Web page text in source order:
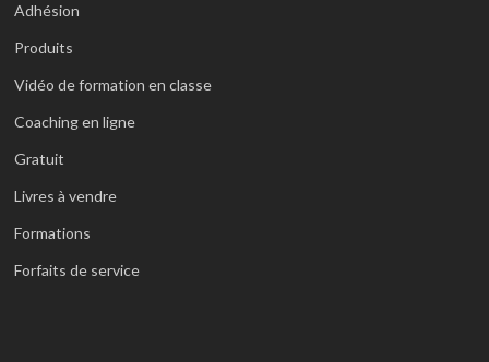
Adhésion
Produits
Vidéo de formation en classe
Coaching en ligne
Gratuit
Livres à vendre
Formations
Forfaits de service